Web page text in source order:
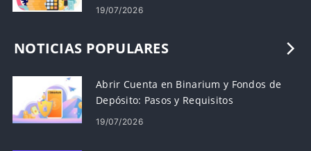
19/07/2026
NOTICIAS POPULARES
Abrir Cuenta en Binarium y Fondos de
Depósito: Pasos y Requisitos
19/07/2026